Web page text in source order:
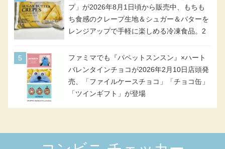
ンドになって登場!
プ」が2026年8月1日頃から販売中、もちも
ち食感のクレープ生地＆シュガー＆バターを
レンジアップで手軽に楽しめる冷凍食品。2
ファミマでも『パペットスンスン』×ハート
バレンタインチョコが2026年2月10日店頭発
売、「ファイルケースチョコ」「チョコ缶」
「ツインギフト」が登場